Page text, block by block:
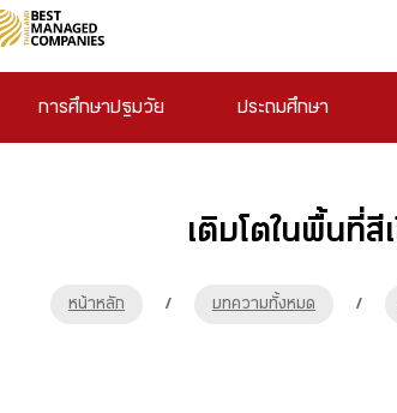
การศึกษาปฐมวัย ประถมศึกษา
เติบโตในพื้นที่สี
หน้าหลัก / บทความทั้งหมด /